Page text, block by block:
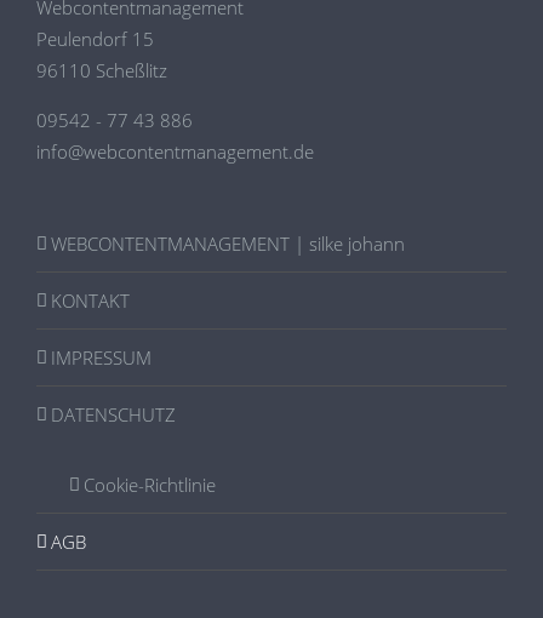
Webcontentmanagement
Peulendorf 15
96110 Scheßlitz
09542 - 77 43 886
info@webcontentmanagement.de
WEBCONTENTMANAGEMENT | silke johann
KONTAKT
IMPRESSUM
DATENSCHUTZ
Cookie-Richtlinie
AGB